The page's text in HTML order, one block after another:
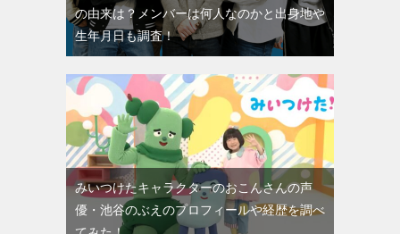
の由来は？メンバーは何人なのかと出身地や
生年月日も調査！
みいつけたキャラクターのおこんさんの声
優・池谷のぶえのプロフィールや経歴を調べ